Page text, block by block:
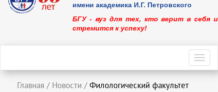
имени академика И.Г. Петровского
БГУ - вуз для тех, кто верит в себя и
стремится к успеху!
Главная / Новости / Филологический факультет